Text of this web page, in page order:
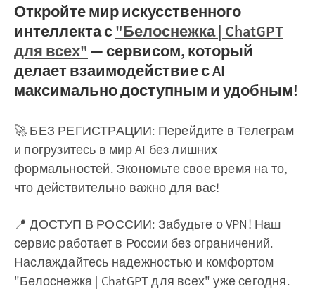
Откройте мир искусственного
интеллекта с"Белоснежка | ChatGPT
для всех" — сервисом, который
делает взаимодействие с AI
максимально доступным и удобным!
🚀 БЕЗ РЕГИСТРАЦИИ: Перейдите в Телеграм
и погрузитесь в мир AI без лишних
формальностей. Экономьте свое время на то,
что действительно важно для вас!
📍 ДОСТУП В РОССИИ: Забудьте о VPN! Наш
сервис работает в России без ограничений.
Наслаждайтесь надежностью и комфортом
"Белоснежка | ChatGPT для всех" уже сегодня.